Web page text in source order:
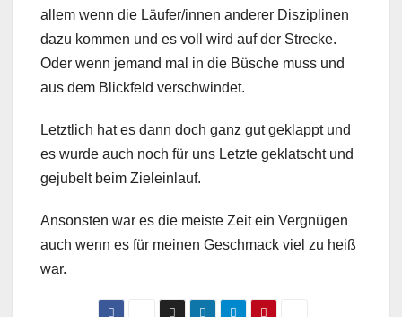
allem wenn die Läufer/innen anderer Disziplinen
dazu kommen und es voll wird auf der Strecke.
Oder wenn jemand mal in die Büsche muss und
aus dem Blickfeld verschwindet.
Letztlich hat es dann doch ganz gut geklappt und
es wurde auch noch für uns Letzte geklatscht und
gejubelt beim Zieleinlauf.
Ansonsten war es die meiste Zeit ein Vergnügen
auch wenn es für meinen Geschmack viel zu heiß
war.